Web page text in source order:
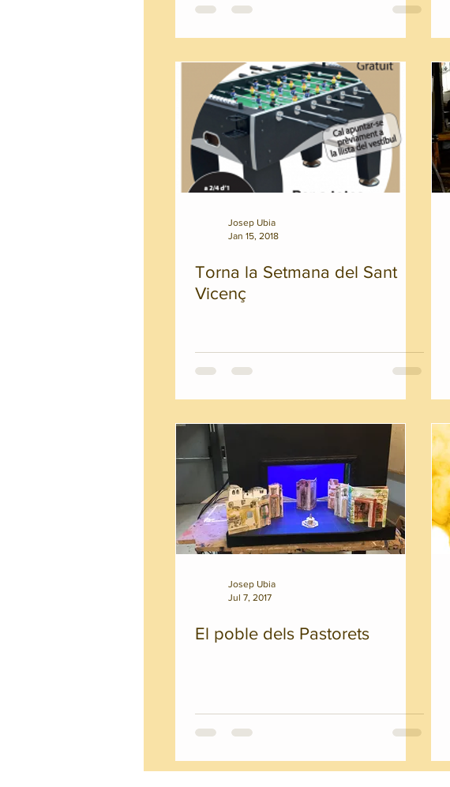
Josep Ubia
Jan 15, 2018
Torna la Setmana del Sant
Vicenç
Josep Ubia
Jul 7, 2017
El poble dels Pastorets